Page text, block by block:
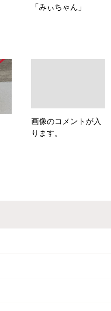
「みぃちゃん」
画像のコメントが入
ります。